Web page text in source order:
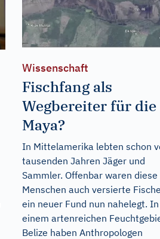
Wissenschaft
Fischfang als
Wegbereiter für die
Maya?
In Mittelamerika lebten schon
tausenden Jahren Jäger und
Sammler. Offenbar waren diese
Menschen auch versierte
ein neuer Fund nun nahelegt. In
einem artenreichen
Belize haben Anthropologen